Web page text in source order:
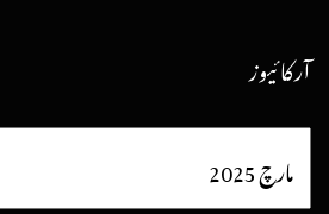
آرکائیوز